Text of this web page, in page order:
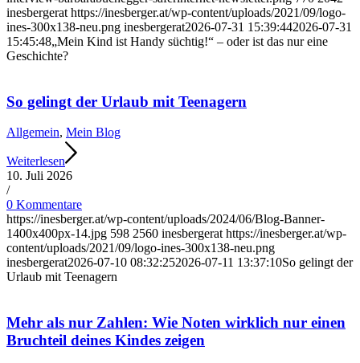
inesbergerat https://inesberger.at/wp-content/uploads/2021/09/logo-
ines-300x138-neu.png inesbergerat2026-07-31 15:39:442026-07-31
15:45:48„Mein Kind ist Handy süchtig!“ – oder ist das nur eine
Geschichte?
So gelingt der Urlaub mit Teenagern
Allgemein, Mein Blog
Weiterlesen
10. Juli 2026
/
0 Kommentare
https://inesberger.at/wp-content/uploads/2024/06/Blog-Banner-
1400x400px-14.jpg 598 2560 inesbergerat https://inesberger.at/wp-
content/uploads/2021/09/logo-ines-300x138-neu.png
inesbergerat2026-07-10 08:32:252026-07-11 13:37:10So gelingt der
Urlaub mit Teenagern
Mehr als nur Zahlen: Wie Noten wirklich nur einen
Bruchteil deines Kindes zeigen